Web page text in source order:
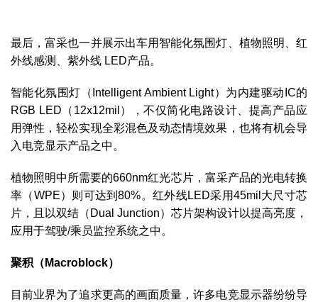
最后，富采也一并展示出车用智能化氛围灯、植物照明、红
外线感测、紫外线 LED产品。
智能化氛围灯（Intelligent Ambient Light）为内建驱动IC的
RGB LED（12x12mil），不仅简化电路设计、提高产品应
用弹性，轻松实现全彩混色及动态情境效果，也将有机会导
入电竞显示产品之中。
植物照明中所需要的660nm红光芯片，富采产品的光电转换
率（WPE）则可达到80%。红外线LED采用45mil大尺寸芯
片，且以双结（Dual Junction）芯片架构设计以提高亮度，
应用于驾驶/乘员监控系统之中。
聚积（Macroblock）
目前业界为了追求更高的画面质量，许多电竞显示器纷纷导